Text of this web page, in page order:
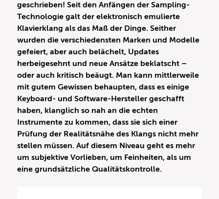
geschrieben! Seit den Anfängen der Sampling-
Technologie galt der elektronisch emulierte
Klavierklang als das Maß der Dinge. Seither
wurden die verschiedensten Marken und Modelle
gefeiert, aber auch belächelt, Updates
herbeigesehnt und neue Ansätze beklatscht –
oder auch kritisch beäugt. Man kann mittlerweile
mit gutem Gewissen behaupten, dass es einige
Keyboard- und Software-Hersteller geschafft
haben, klanglich so nah an die echten
Instrumente zu kommen, dass sie sich einer
Prüfung der Realitätsnähe des Klangs nicht mehr
stellen müssen. Auf diesem Niveau geht es mehr
um subjektive Vorlieben, um Feinheiten, als um
eine grundsätzliche Qualitätskontrolle.